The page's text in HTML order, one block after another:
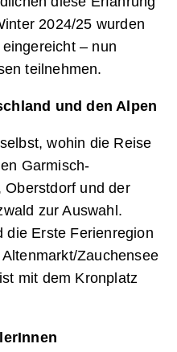
2024/25 wurden
– nun
teilnehmen.
und den Alpen
wohin die Reise
Garmisch-
Oberstdorf und der
zur Auswahl.
die Erste Ferienregion
Zauchensee
mit dem Kronplatz